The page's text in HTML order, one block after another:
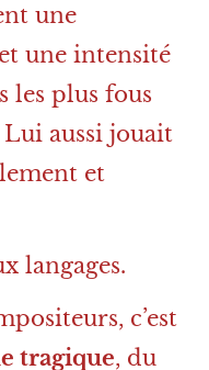
une
une intensité
les plus fous
aussi jouait
et
langages.
c’est
tragique, du